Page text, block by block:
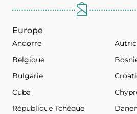
Europe
Andorre
Belgique
Bulgarie
Cuba
République Tchèque